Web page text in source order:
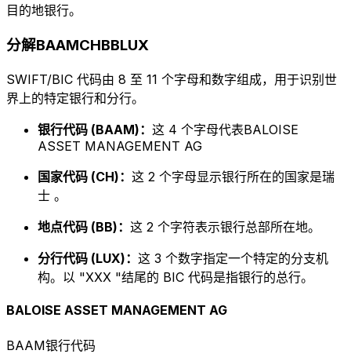
目的地银行。
分解BAAMCHBBLUX
SWIFT/BIC 代码由 8 至 11 个字母和数字组成，用于识别世
界上的特定银行和分行。
银行代码 (BAAM)： 这 4 个字母代表BALOISE
ASSET MANAGEMENT AG
国家代码 (CH)： 这 2 个字母显示银行所在的国家是瑞
士 。
地点代码 (BB)： 这 2 个字符表示银行总部所在地。
分行代码 (LUX)： 这 3 个数字指定一个特定的分支机
构。以 "XXX "结尾的 BIC 代码是指银行的总行。
BALOISE ASSET MANAGEMENT AG
BAAM银行代码